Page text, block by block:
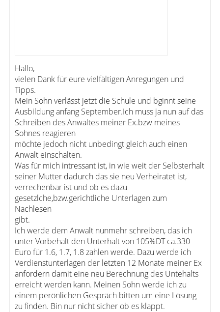
Hallo,
vielen Dank für eure vielfältigen Anregungen und
Tipps.
Mein Sohn verlässt jetzt die Schule und bginnt seine
Ausbildung anfang September.Ich muss ja nun auf das
Schreiben des Anwaltes meiner Ex.bzw meines
Sohnes reagieren
möchte jedoch nicht unbedingt gleich auch einen
Anwalt einschalten.
Was für mich intressant ist, in wie weit der Selbsterhalt
seiner Mutter dadurch das sie neu Verheiratet ist,
verrechenbar ist und ob es dazu
gesetzlche,bzw.gerichtliche Unterlagen zum
Nachlesen
gibt.
Ich werde dem Anwalt nunmehr schreiben, das ich
unter Vorbehalt den Unterhalt von 105%DT ca.330
Euro für 1.6, 1.7, 1.8 zahlen werde. Dazu werde ich
Verdienstunterlagen der letzten 12 Monate meiner Ex
anfordern damit eine neu Berechnung des Untehalts
erreicht werden kann. Meinen Sohn werde ich zu
einem perönlichen Gespräch bitten um eine Lösung
zu finden. Bin nur nicht sicher ob es klappt.